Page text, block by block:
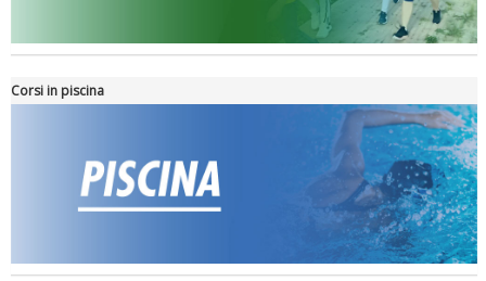
Tiziano Pesce nel Cda di Fondazione Terzjus: prima riunione a
Roma
Corsi in piscina